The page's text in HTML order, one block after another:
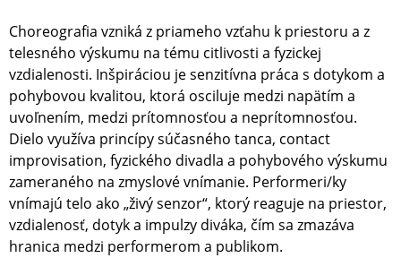
Choreografia vzniká z priameho vzťahu k priestoru a z
telesného výskumu na tému citlivosti a fyzickej
vzdialenosti. Inšpiráciou je senzitívna práca s dotykom a
pohybovou kvalitou, ktorá osciluje medzi napätím a
uvoľnením, medzi prítomnosťou a neprítomnosťou.
Dielo využíva princípy súčasného tanca, contact
improvisation, fyzického divadla a pohybového výskumu
zameraného na zmyslové vnímanie. Performeri/ky
vnímajú telo ako „živý senzor“, ktorý reaguje na priestor,
vzdialenosť, dotyk a impulzy diváka, čím sa zmazáva
hranica medzi performerom a publikom.